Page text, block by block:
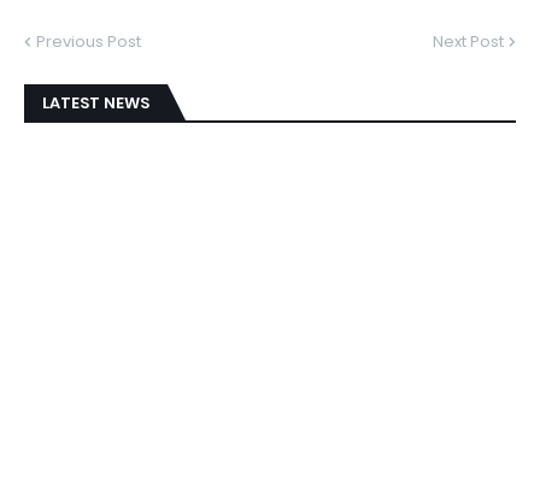
Previous Post Next Post
LATEST NEWS